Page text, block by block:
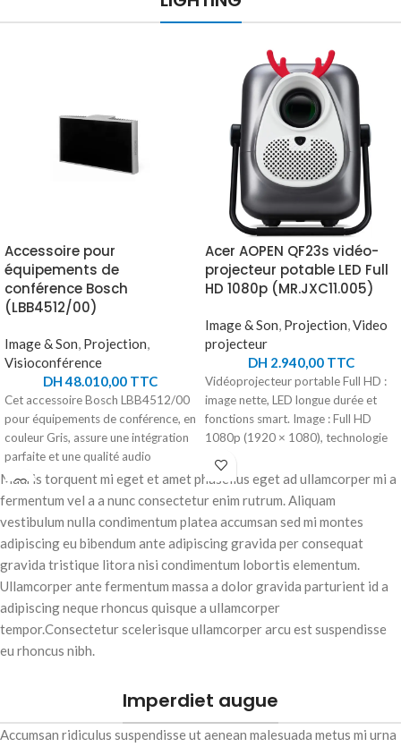
Accessoire pour
équipements de
conférence Bosch
(LBB4512/00)
Image & Son, Projection,
Visioconférence
DH48.010,00 TTC
Cet accessoire Bosch LBB4512/00
pour équipements de conférence, en
couleur Gris, assure une intégration
parfaite et une qualité audio
supérieure. Conçu pour une
compatibilité optimale avec divers
garantit une clarté sonore
exceptionnelle et une fiabilité accrue
lors de vos réunions et 1
présentations. Améliorez l'efficacité
de vos événements avec cet
accessoire essentiel, parfaitement
adapté aux besoins professionnels
Acer AOPEN QF23s vidéo-
projecteur potable LED Full
HD 1080p (MR.JXC11.005)
Image & Son, Projection,Video
projecteur
DH 2.940,00TTC
Vidéoprojecteur portable Full HD :
image nette, LED longue durée et
fonctions smart. Image : Full HD
1080p (1920 × 1080), technologie
(6 500 LED lumens). Contraste : 1
000:1. Source lumineuse : LED,
jusqu'à 30 000 heures sans
remplacement. Projection : focale
standard, image de 40 à 120 pouces
(rapport de projection 1,26:1).
Connectique : HDMI, USB,
Bluetooth, screen mirroring sans fil.
Son : 2 haut-parleur s intégrés, 6 W
smart TV intégrées (Netflix,
YouTube, Prime Video), autofocus,
correction trapézoïdale
Mauris torquent mi eget et amet phasellus eget ad ullamcorper mi a
fermentum vel a a nunc consectetur enim rutrum. Aliquam
vestibulum nulla condimentum platea accumsan sed mi montes
adipiscing eu bibendum ante adipiscing gravida per consequat
gravida tristique litora nisi condimentum lobortis elementum.
Ullamcorper ante fermentum massa a dolor gravida parturient id a
adipiscing neque rhoncus quisque a ullamcorper
tempor.Consectetur scelerisque ullamcorper arcu est suspendisse
eu rhoncus nibh.
Imperdiet augue
Accumsan ridiculus suspendisse ut aenean malesuada metus mi urna